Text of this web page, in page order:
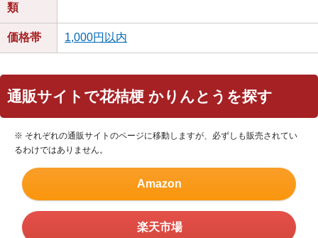
類
価格帯 1,000円以内
通販サイトで花桔梗 かりんとうを探す
※ それぞれの通販サイトのページに移動しますが、必ずしも販売されてい
るわけではありません。
Amazon
楽天市場